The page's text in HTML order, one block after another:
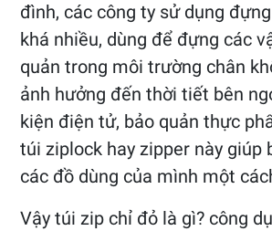
đình, các công ty sử dụng
khá nhiều, dùng để đựng các
quản trong môi trường chân
ảnh hưởng đến thời tiết bên
kiện điện tử, bảo quản thực
túi ziplock hay zipper này giúp
các đồ dùng của mình một
Vậy túi zip chỉ đỏ là gì? công